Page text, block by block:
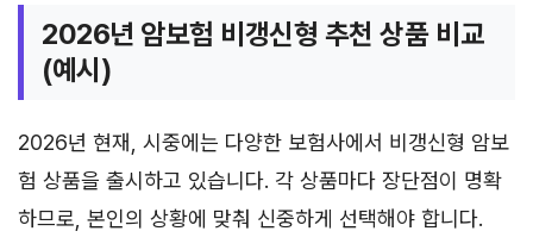
2026년 암보험 비갱신형 추천 상품 비교
(예시)
2026년 현재, 시중에는 다양한 보험사에서 비갱신형 암보
험 상품을 출시하고 있습니다. 각 상품마다 장단점이 명확
하므로, 본인의 상황에 맞춰 신중하게 선택해야 합니다.